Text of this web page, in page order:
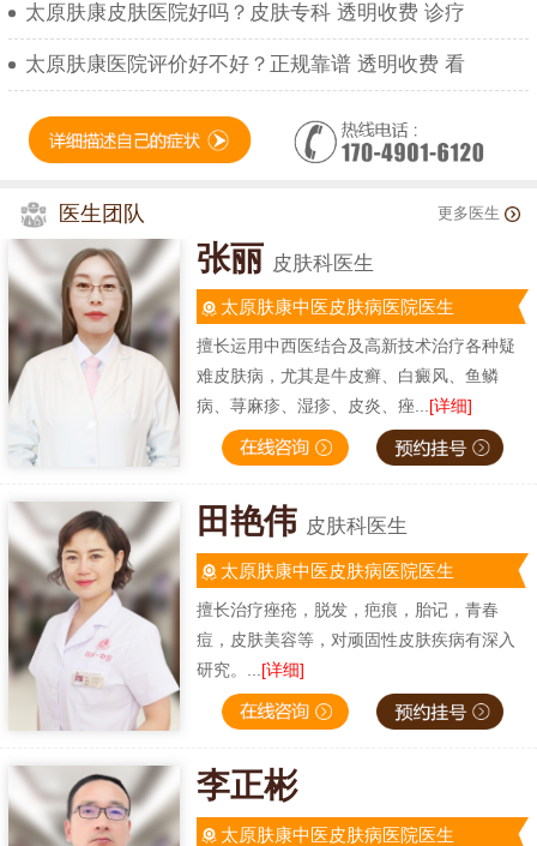
太原肤康皮肤医院好吗？皮肤专科 透明收费 诊疗
太原肤康医院评价好不好？正规靠谱 透明收费 看
医生团队 更多医生
张丽 皮肤科医生
太原肤康中医皮肤病医院医生
擅长运用中西医结合及高新技术治疗各种疑
难皮肤病，尤其是牛皮癣、白癜风、鱼鳞
病、荨麻疹、湿疹、皮炎、痤... [详细]
田艳伟 皮肤科医生
太原肤康中医皮肤病医院医生
擅长治疗痤疮，脱发，疤痕，胎记，青春
痘，皮肤美容等，对顽固性皮肤疾病有深入
研究。... [详细]
李正彬
太原肤康中医皮肤病医院医生